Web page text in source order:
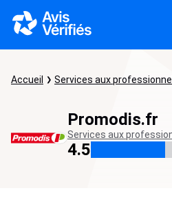
Accueil Services aux
Promodis.fr
Services aux
4.5